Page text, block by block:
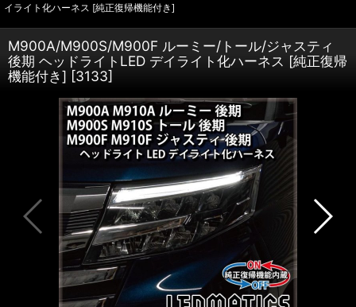
イライト化ハーネス [純正復帰機能付き]
M900A/M900S/M900F ルーミー/トール/ジャスティ
後期 ヘッドライトLED デイライト化ハーネス [純正復帰
機能付き] [3133]